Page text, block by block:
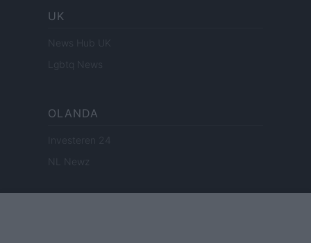
UK
News Hub UK
Lgbtq News
OLANDA
Investeren 24
NL Newz